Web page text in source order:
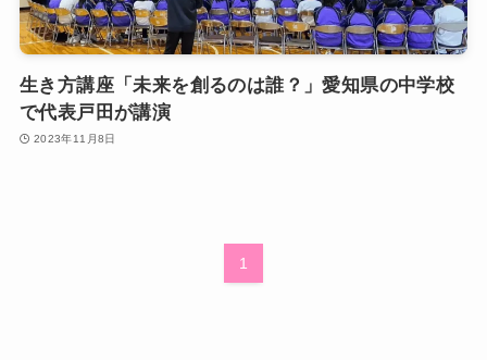
生き方講座「未来を創るのは誰？」愛知県の中学校
で代表戸田が講演
2023年11月8日
1